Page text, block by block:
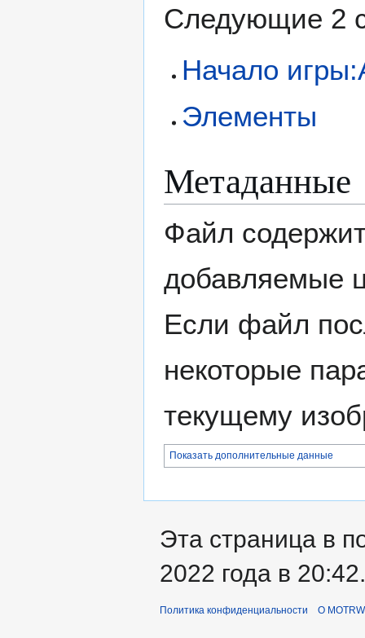
Следующие 2
Начало
Элементы
Метаданные
Файл
добавляемые
Если файл
некоторые
текущему
Показать дополнительные данные
Эта страница в
2022 года в 20:42.
Политика конфиденциальности О